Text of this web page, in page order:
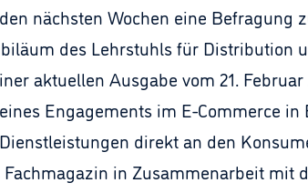
nächsten Wochen eine
des Lehrstuhls für Distribution
aktuellen Ausgabe vom 21.
Engagements im E-Commerce in
direkt an den
in Zusammenarbeit mit